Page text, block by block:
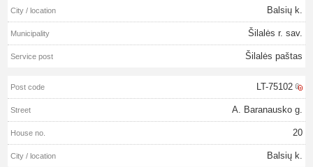
Balsių k.
Šilalės r. sav.
Šilalės paštas
LT-75102
A. Baranausko g.
20
Balsių k.